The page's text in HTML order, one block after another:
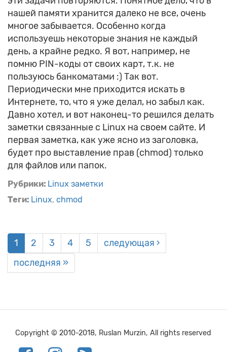
нашей памяти хранится далеко не все, очень
многое забывается. Особенно когда
используешь некоторые знания не каждый
день, а крайне редко. Я вот, например, не
помню PIN-коды от своих карт, т.к. не
пользуюсь банкоматами :) Так вот.
Периодически мне приходится искать в
Интернете, то, что я уже делал, но забыл как.
Давно хотел, и вот наконец-то решился делать
заметки связанные с Linux на своем сайте. И
первая заметка, как уже ясно из заголовка,
будет про выставление прав (chmod) только
для файлов или папок.
Рубрики: Linux заметки
Теги: Linux chmod
1 2 3 4 5
следующая ›
последняя »
Copyright © 2010-2018, Ruslan Murzin, All rights reserved